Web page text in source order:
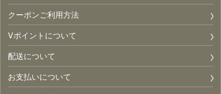
クーポンご利用方法
Vポイントについて
配送について
お支払いについて